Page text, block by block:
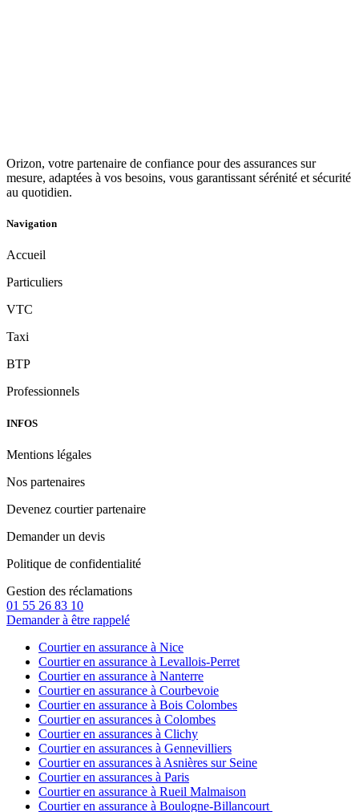
Orizon, votre partenaire de confiance pour des assurances sur
mesure, adaptées à vos besoins, vous garantissant sérénité et sécurité
au quotidien.
Navigation
Accueil
Particuliers
VTC
Taxi
BTP
Professionnels
INFOS
Mentions légales
Nos partenaires
Devenez courtier partenaire
Demander un devis
Politique de confidentialité
Gestion des réclamations
01 55 26 83 10
Demander à être rappelé
Courtier en assurance à Nice
Courtier en assurance à Levallois-Perret
Courtier en assurance à Nanterre
Courtier en assurance à Courbevoie
Courtier en assurance à Bois Colombes
Courtier en assurances à Colombes
Courtier en assurances à Clichy
Courtier en assurances à Gennevilliers
Courtier en assurances à Asnières sur Seine
Courtier en assurances à Paris
Courtier en assurance à Rueil Malmaison
Courtier en assurance à Boulogne-Billancourt